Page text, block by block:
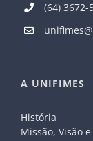
(64) 3672-
A UNIFIMES
História
Missão, Visão